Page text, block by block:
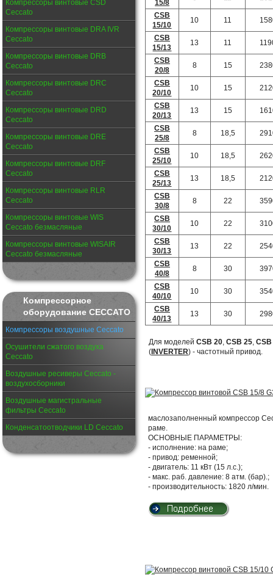
Компрессоры винтовые CSD
Ceccato
Компрессоры винтовые DRA IVR
Ceccato
Компрессоры винтовые DRB
Ceccato
Компрессоры винтовые DRC
Ceccato
Компрессоры винтовые DRD
Ceccato
Компрессоры винтовые DRE
Ceccato
Компрессоры винтовые DRF
Ceccato
Компрессоры винтовые RLR
Ceccato
Компрессоры винтовые WIS
Ceccato безмасляные
Компрессоры винтовые WISAIR
Ceccato безмасляные
Компрессорное
оборудование CECCATO
Компрессоры воздушные Ceccato
Осушители сжатого воздуха
Ceccato
Воздушные ресиверы Ceccato -
воздухосборники
Воздушные магистральные
фильтры Ceccato
Конденсатоотводчики LD Ceccato
15/8
CSB
15/10
10 11
CSB
15/13
13 11
CSB
20/8
8 15
CSB
20/10
10 15
CSB
20/13
13 15
CSB
25/8
8 18,5
CSB
25/10
10 18,5
CSB
25/13
13 18,5
CSB
30/8
8 22
CSB
30/10
10 22
CSB
30/13
13 22
CSB
40/8
8 30
CSB
40/10
10 30
CSB
40/13
13 30
Для моделей CSB 20, CSB 25, CSB
(INVERTER) - частотный привод.
маслозаполненный компрессор
раме.
ОСНОВНЫЕ ПАРАМЕТРЫ:
- исполнение: на раме;
- привод: ременной;
- двигатель: 11 кВт (15 л.с.);
- макс. раб. давление: 8 атм. (бар).;
- производительность: 1820 л/мин.